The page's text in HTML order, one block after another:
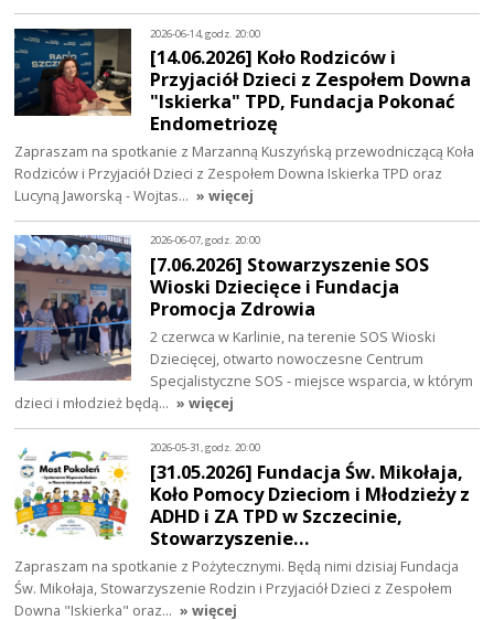
2026-06-14, godz. 20:00
[14.06.2026] Koło Rodziców i
Przyjaciół Dzieci z Zespołem Downa
"Iskierka" TPD, Fundacja Pokonać
Endometriozę
Zapraszam na spotkanie z Marzanną Kuszyńską przewodniczącą Koła
Rodziców i Przyjaciół Dzieci z Zespołem Downa Iskierka TPD oraz
Lucyną Jaworską - Wojtas… » więcej
2026-06-07, godz. 20:00
[7.06.2026] Stowarzyszenie SOS
Wioski Dziecięce i Fundacja
Promocja Zdrowia
2 czerwca w Karlinie, na terenie SOS Wioski
Dziecięcej, otwarto nowoczesne Centrum
Specjalistyczne SOS - miejsce wsparcia, w którym
dzieci i młodzież będą… » więcej
2026-05-31, godz. 20:00
[31.05.2026] Fundacja Św. Mikołaja,
Koło Pomocy Dzieciom i Młodzieży z
ADHD i ZA TPD w Szczecinie,
Stowarzyszenie…
Zapraszam na spotkanie z Pożytecznymi. Będą nimi dzisiaj Fundacja
Św. Mikołaja, Stowarzyszenie Rodzin i Przyjaciół Dzieci z Zespołem
Downa "Iskierka" oraz… » więcej